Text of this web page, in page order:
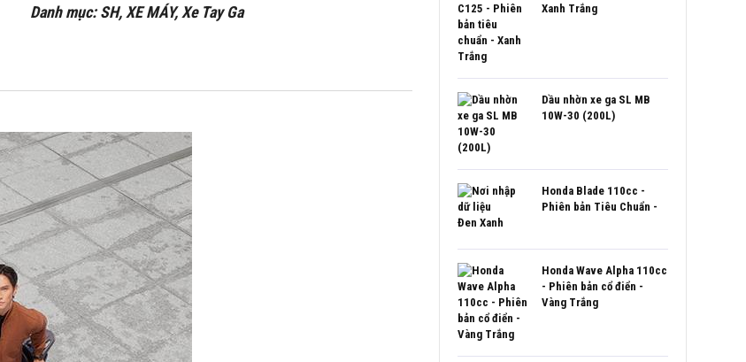
Danh mục:SH, XE MÁY,Xe Tay Ga
Xanh Trắng
Dầu nhờn xe ga SL MB
10W-30 (200L)
Honda Blade 110cc -
Phiên bản Tiêu Chuẩn -
Đen Xanh
Honda Wave Alpha 110cc
- Phiên bản cổ điển -
Vàng Trắng